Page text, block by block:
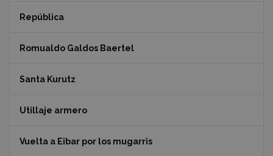
República
Romualdo Galdos Baertel
Santa Kurutz
Utillaje armero
Vuelta a Eibar por los mugarris